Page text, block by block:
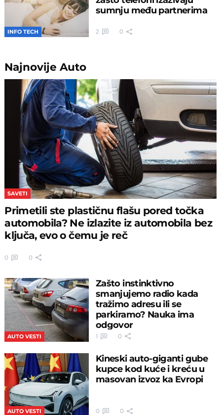
INFO TECH
sumnju među partnerima
2 0
NajnovijeAuto
SAVETI
Primetili ste plastičnu flašu pored točka
automobila? Ne izlazite iz automobila bez
ključa, evo o čemu je reč
0 0
AUTO VESTI
Zašto instinktivno
smanjujemo radio kada
tražimo adresu ili se
parkiramo? Nauka ima
odgovor
1 0
AUTO VESTI
Kineski auto-giganti gube
kupce kod kuće i kreću u
masovan izvoz ka Evropi
0 0